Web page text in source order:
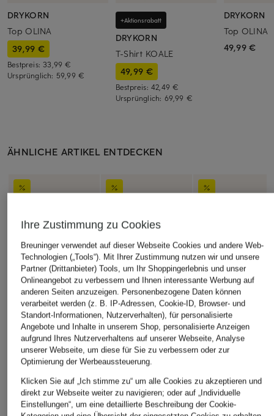
DRYKORN
Top OLINA
39,99 €
Bestpreis:33,99 €
Ursprünglich: 59,99 €
+Aktionsrabatt
DRYKORN
T-Shirt KOALE
49,99 €
Bestpreis: 42,49 €
Ursprünglich: 69,99 €
DRYKORN
Top OLINA
49,99 €
ÄHNLICHE ARTIKEL ENTDECKEN
Ihre Zustimmung zu Cookies
Breuninger verwendet auf dieser Webseite Cookies und andere Web-
Technologien („Tools“). Mit Ihrer Zustimmung nutzen wir und unsere
Partner (Drittanbieter) Tools, um Ihr Shoppingerlebnis und unser
Onlineangebot zu verbessern und Ihnen interessante Werbung auf
anderen Seiten anzuzeigen. Personenbezogene Daten können
verarbeitet werden (z. B. IP-Adressen, Cookie-ID, Browser- und
Standort-Informationen, Nutzerverhalten), für personalisierte
Angebote und Inhalte in unserem Shop, personalisierte Anzeigen
aufgrund Ihres Nutzerverhaltens auf unserer Webseite, Analyse
unserer Webseite, um diese für Sie zu verbessern oder zur
Optimierung der Werbeaussteuerung.
Klicken Sie auf „Ich stimme zu“ um alle Cookies zu akzeptieren und
direkt zur Webseite weiter zu navigieren; oder auf „Individuelle
Einstellungen“, um eine detaillierte Beschreibung der Cookie-